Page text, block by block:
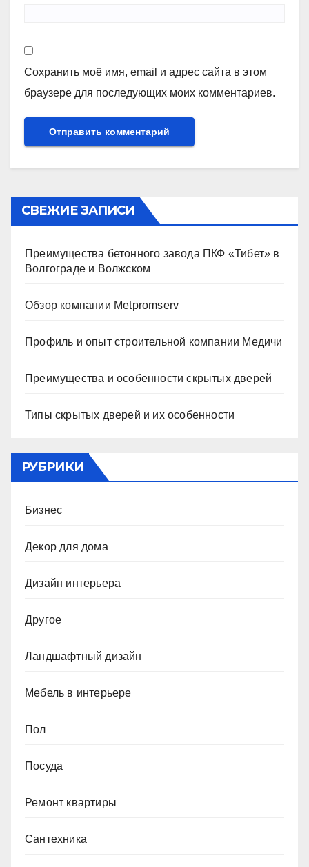
Сохранить моё имя, email и адрес сайта в этом
браузере для последующих моих комментариев.
СВЕЖИЕ ЗАПИСИ
Преимущества бетонного завода ПКФ «Тибет» в
Волгограде и Волжском
Обзор компании Metpromserv
Профиль и опыт строительной компании Медичи
Преимущества и особенности скрытых дверей
Типы скрытых дверей и их особенности
РУБРИКИ
Бизнес
Декор для дома
Дизайн интерьера
Другое
Ландшафтный дизайн
Мебель в интерьере
Пол
Посуда
Ремонт квартиры
Сантехника